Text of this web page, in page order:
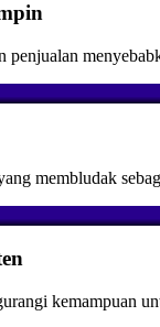
penjualan
membludak
kemampuan